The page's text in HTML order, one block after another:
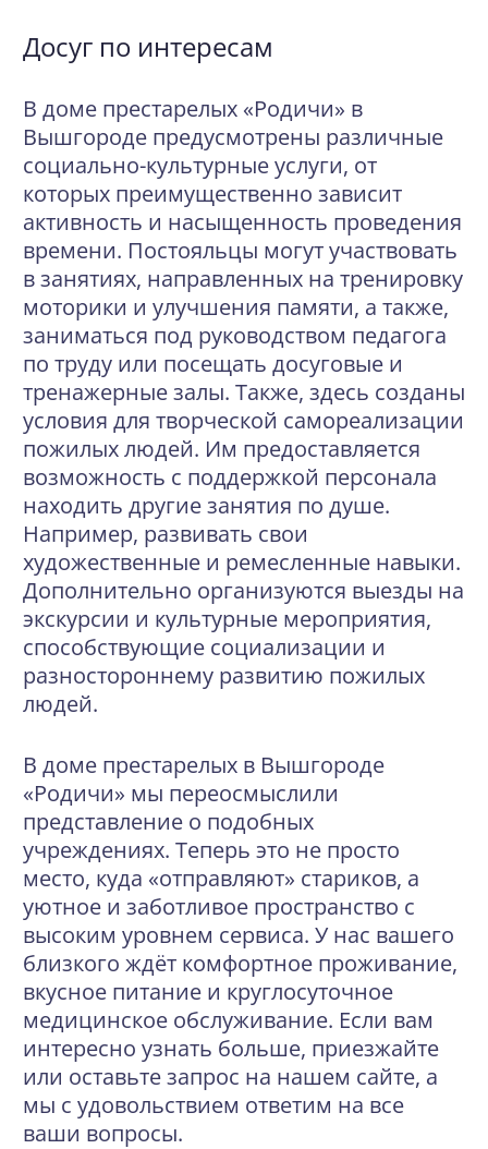
Досуг по интересам
В доме престарелых «Родичи» в
Вышгороде предусмотрены различные
социально-культурные услуги, от
которых преимущественно зависит
активность и насыщенность проведения
времени. Постояльцы могут участвовать
в занятиях, направленных на тренировку
моторики и улучшения памяти, а также,
заниматься под руководством педагога
по труду или посещать досуговые и
тренажерные залы. Также, здесь созданы
условия для творческой самореализации
пожилых людей. Им предоставляется
возможность с поддержкой персонала
находить другие занятия по душе.
Например, развивать свои
художественные и ремесленные навыки.
Дополнительно организуются выезды на
экскурсии и культурные мероприятия,
способствующие социализации и
разностороннему развитию пожилых
людей.
В доме престарелых в Вышгороде
«Родичи» мы переосмыслили
представление о подобных
учреждениях. Теперь это не просто
место, куда «отправляют» стариков, а
уютное и заботливое пространство с
высоким уровнем сервиса. У нас вашего
близкого ждёт комфортное проживание,
вкусное питание и круглосуточное
медицинское обслуживание. Если вам
интересно узнать больше, приезжайте
или оставьте запрос на нашем сайте, а
мы с удовольствием ответим на все
ваши вопросы.